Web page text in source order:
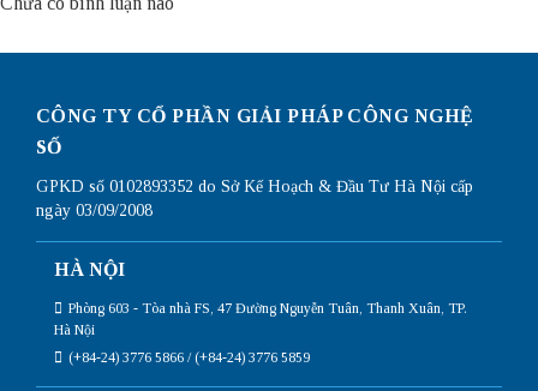
CÔNG TY CỔ PHẦN GIẢI PHÁP CÔNG NGHỆ
SỐ
GPKD số 0102893352 do Sở Kế Hoạch & Đầu Tư Hà Nội cấp
ngày 03/09/2008
HÀ NỘI
Phòng 603 - Tòa nhà FS, 47 Đường Nguyễn Tuân, Thanh Xuân, TP.
Hà Nội
(+84-24) 3776 5866 / (+84-24) 3776 5859